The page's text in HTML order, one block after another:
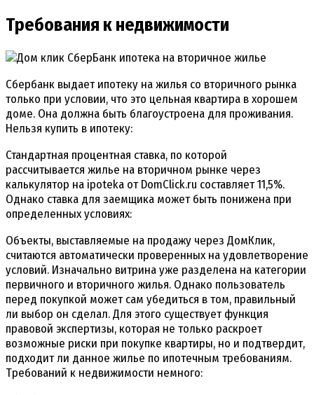
Требования к недвижимости
Сбербанк выдает ипотеку на жилья со вторичного рынка
только при условии, что это цельная квартира в хорошем
доме. Она должна быть благоустроена для проживания.
Нельзя купить в ипотеку:
Стандартная процентная ставка, по которой
рассчитывается жилье на вторичном рынке через
калькулятор на ipoteka от DomClick.ru составляет 11,5%.
Однако ставка для заемщика может быть понижена при
определенных условиях:
Объекты, выставляемые на продажу через ДомКлик,
считаются автоматически проверенных на удовлетворение
условий. Изначально витрина уже разделена на категории
первичного и вторичного жилья. Однако пользователь
перед покупкой может сам убедиться в том, правильный
ли выбор он сделал. Для этого существует функция
правовой экспертизы, которая не только раскроет
возможные риски при покупке квартиры, но и подтвердит,
подходит ли данное жилье по ипотечным требованиям.
Требований к недвижимости немного: